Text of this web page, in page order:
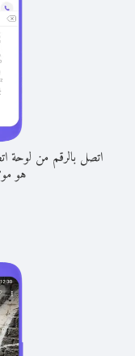
اتصل بالرقم من لوحة
هو